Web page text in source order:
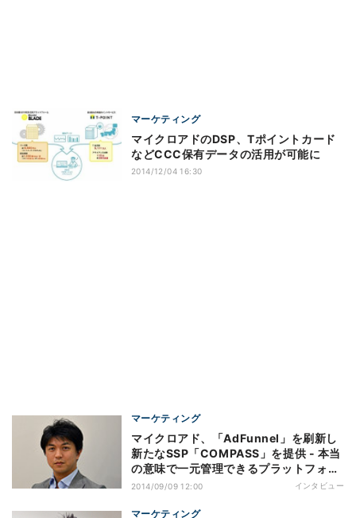
マーケティング
マイクロアドのDSP、Tポイントカード
などCCC保有データの活用が可能に
2014/12/04 16:30
マーケティング
マイクロアド、「AdFunnel」を刷新し
新たなSSP「COMPASS」を提供 - 本当
の意味で一元管理できるプラットフォー
ムを提供する"
2014/09/09 12:00 インタビュー
マーケティング